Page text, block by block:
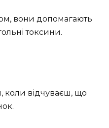
вони допомагають
токсини.
коли відчуваєш, що